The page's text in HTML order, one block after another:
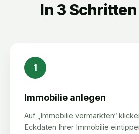
In 3
1
Immobilie anlegen
Auf „Immobilie vermarkten“
Eckdaten Ihrer Immobilie